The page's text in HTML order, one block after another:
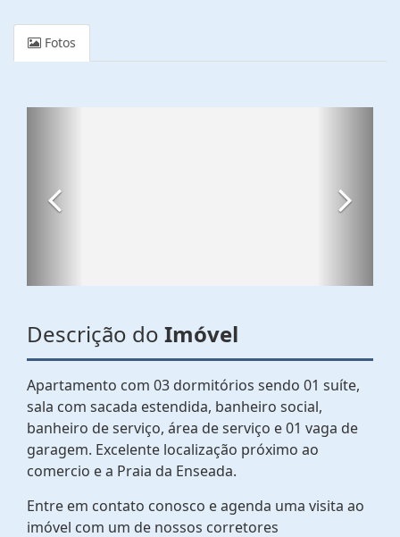
Fotos
Descrição do Imóvel
Apartamento com 03 dormitórios sendo 01 suíte,
sala com sacada estendida, banheiro social,
banheiro de serviço, área de serviço e 01 vaga de
garagem. Excelente localização próximo ao
comercio e a Praia da Enseada.
Entre em contato conosco e agenda uma visita ao
imóvel com um de nossos corretores